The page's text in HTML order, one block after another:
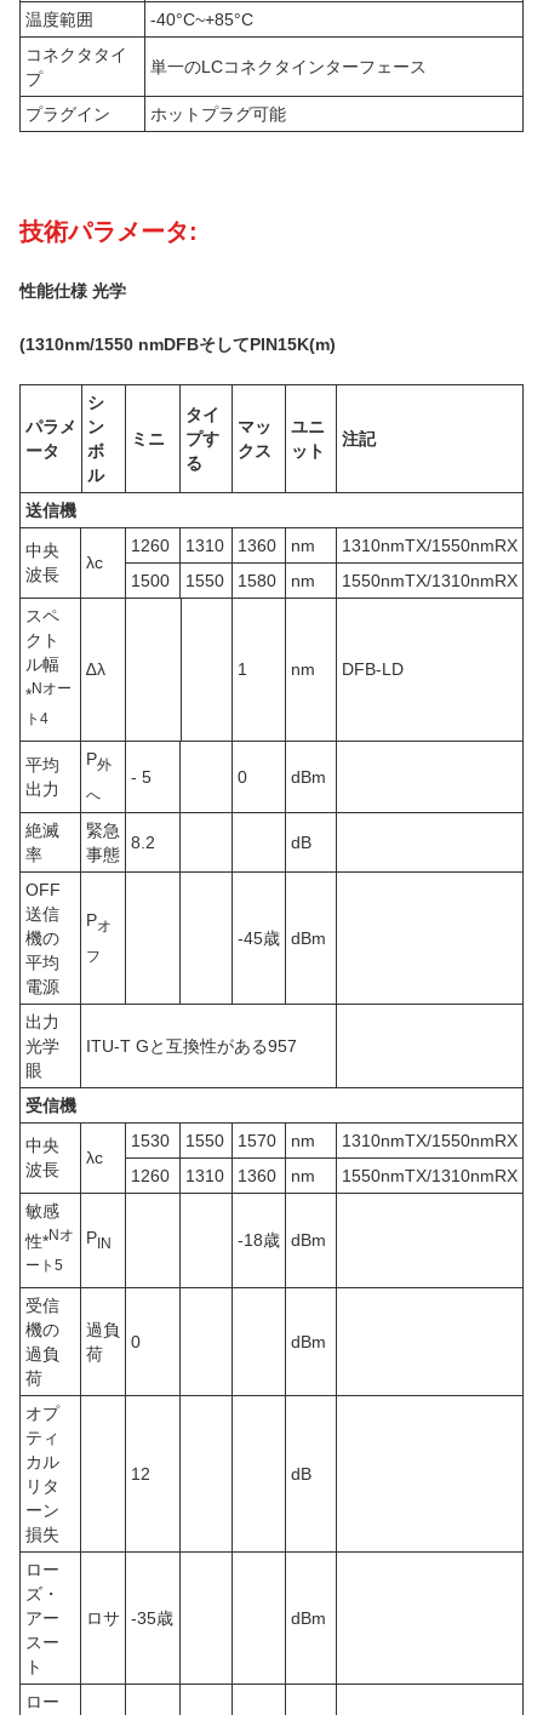
温度範囲
-40°C~+85°C
コネクタタイ
プ
単一のLCコネクタインターフェース
プラグイン ホットプラグ可能
技術パラメータ:
性能仕様 光学
(1310nm/1550 nmDFBそしてPIN15K(m)
パラメ
ータ
シ
ン
ボ
ル
ミニ
タイ
プす
る
マッ
クス
ユニ
ット
注記
送信機
中央
波長
λc
1260 1310 1360 nm
1310nmTX/1550nmRX
1500
1550 1580 nm
1550nmTX/1310nmRX
スペ
クト
ル幅
*Nオー
ト 4
∆λ 1 nm DFB-LD
平均
出力
P外
へ
- 5 0 dBm
絶滅
率
緊急
事態
8.2 dB
OFF
送信
機の
平均
電源
Pオ
フ
-45歳 dBm
出力
光学
眼
ITU-T Gと互換性がある957
受信機
中央
波長
λc
1530 1550 1570 nm
1310nmTX/1550nmRX
1260
1310 1360 nm
1550nmTX/1310nmRX
敏感
性*Nオ
ート 5
PIN -18歳 dBm
受信
機の
過負
荷
過負
荷
0 dBm
オプ
ティ
カル
リタ
ーン
損失
12 dB
ロー
ズ・
アー
スー
ト
ロサ -35歳 dBm
ロー